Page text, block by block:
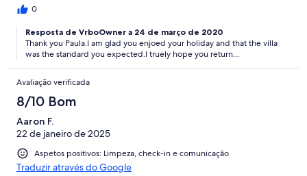
the decoration and furniture was very high and the beds
and it was suitable for all. The photographs are a true reflection
on the look of the villa but the photographs do not let you
breath the beautiful sea air and enjoy the most amazing sunsets.
It is a villa well work the extra Euro's. We hope we will be lucky
enough to be able to stay again.
0
Resposta de VrboOwner a 24 de março de 2020
Thank you Paula.I am glad you enjoed your holiday and that the villa
was the standard you expected.I truely hope you return...
Avaliação verificada
8/10 Bom
Aaron F.
22 de janeiro de 2025
Aspetos positivos: Limpeza, check-in e comunicação
Traduzir através do Google